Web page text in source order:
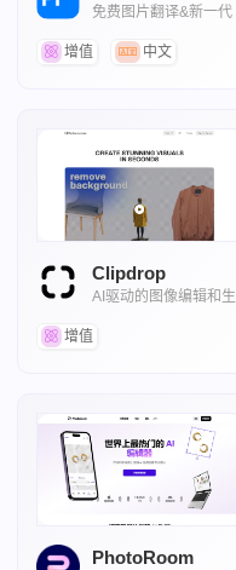
免费图片翻译&新一代
增值
中文
Clipdrop
AI驱动的图像编辑和生
增值
PhotoRoom